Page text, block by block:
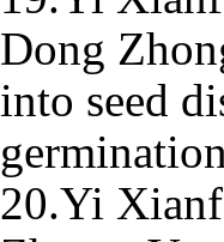
Dong
into seed
20.Yi